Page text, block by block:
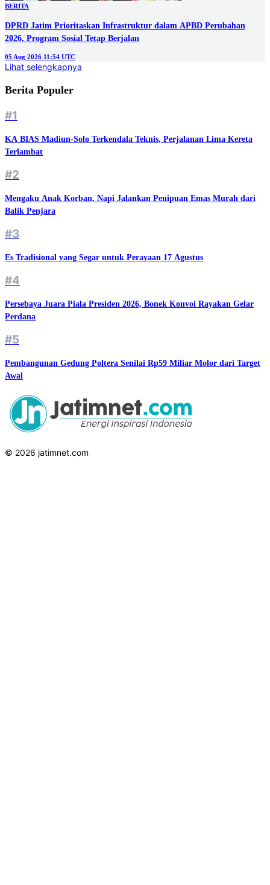
BERITA
DPRD Jatim Prioritaskan Infrastruktur dalam APBD Perubahan
2026, Program Sosial Tetap Berjalan
05 Aug 2026 11:54 UTC
Lihat selengkapnya
Berita Populer
#1
KA BIAS Madiun-Solo Terkendala Teknis, Perjalanan Lima Kereta
Terlambat
#2
Mengaku Anak Korban, Napi Jalankan Penipuan Emas Murah dari
Balik Penjara
#3
Es Tradisional yang Segar untuk Perayaan 17 Agustus
#4
Persebaya Juara Piala Presiden 2026, Bonek Konvoi Rayakan Gelar
Perdana
#5
Pembangunan Gedung Poltera Senilai Rp59 Miliar Molor dari Target
Awal
© 2026 jatimnet.com